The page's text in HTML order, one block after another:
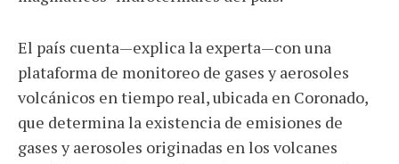
El país cuenta—explica la experta—con una
plataforma de monitoreo de gases y aerosoles
volcánicos en tiempo real, ubicada en Coronado,
que determina la existencia de emisiones de
gases y aerosoles originadas en los volcanes